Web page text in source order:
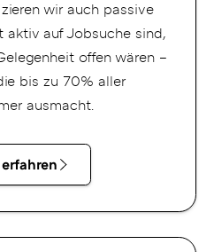
wir auch passive
aktiv auf Jobsuche sind,
offen wären –
bis zu 70% aller
ausmacht.